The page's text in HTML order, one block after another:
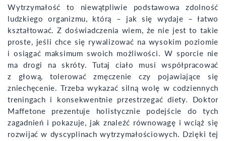
Wytrzymałość to niewątpliwie podstawowa zdolność
ludzkiego organizmu, którą – jak się wydaje – łatwo
kształtować. Z doświadczenia wiem, że nie jest to takie
proste, jeśli chce się rywalizować na wysokim poziomie
i osiągać maksimum swoich możliwości. W sporcie nie
ma drogi na skróty. Tutaj ciało musi współpracować
z głową, tolerować zmęczenie czy pojawiające się
zniechęcenie. Trzeba wykazać silną wolę w codziennych
treningach i konsekwentnie przestrzegać diety. Doktor
Maffetone prezentuje holistycznie podejście do tych
zagadnień i pokazuje, jak znaleźć równowagę i wciąż się
rozwijać w dyscyplinach wytrzymałościowych. Dzięki tej